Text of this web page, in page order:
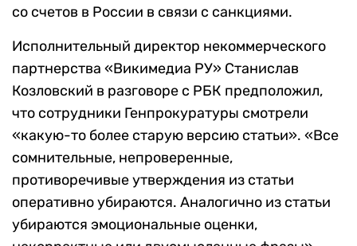
со счетов в России в связи с санкциями.
Исполнительный директор некоммерческого
партнерства «Викимедиа РУ» Станислав
Козловский в разговоре с РБК предположил,
что сотрудники Генпрокуратуры смотрели
«какую-то более старую версию статьи». «Все
сомнительные, непроверенные,
противоречивые утверждения из статьи
оперативно убираются. Аналогично из статьи
убираются эмоциональные оценки,